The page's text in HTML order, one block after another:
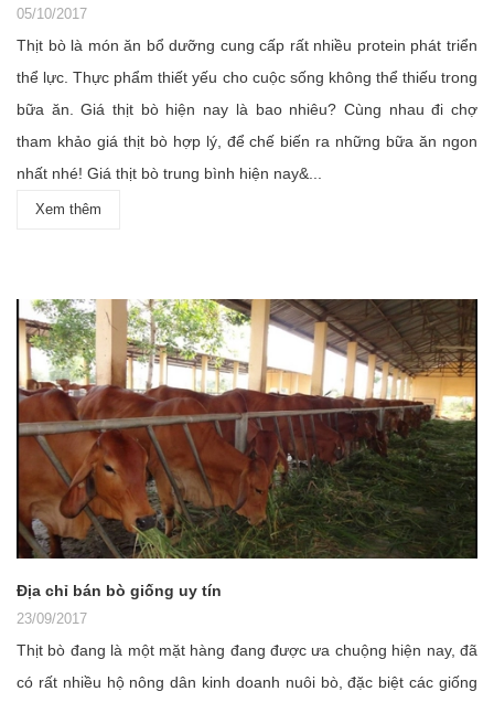
05/10/2017
Thịt bò là món ăn bổ dưỡng cung cấp rất nhiều protein phát triển
thể lực. Thực phẩm thiết yếu cho cuộc sống không thể thiếu trong
bữa ăn. Giá thịt bò hiện nay là bao nhiêu? Cùng nhau đi chợ
tham khảo giá thịt bò hợp lý, để chế biến ra những bữa ăn ngon
nhất nhé! Giá thịt bò trung bình hiện nay&...
Xem thêm
Địa chỉ bán bò giống uy tín
23/09/2017
Thịt bò đang là một mặt hàng đang được ưa chuộng hiện nay, đã
có rất nhiều hộ nông dân kinh doanh nuôi bò, đặc biệt các giống